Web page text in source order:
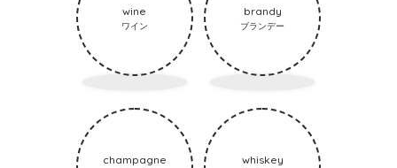
wine
ワイン
brandy
ブランデー
champagne whiskey